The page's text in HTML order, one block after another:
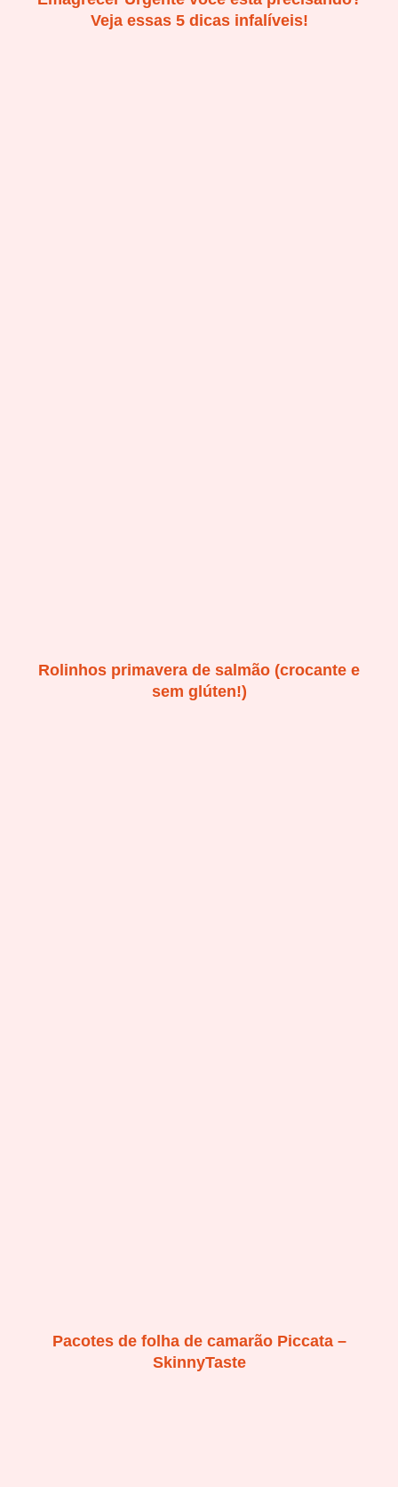
Veja essas 5 dicas infalíveis!
Rolinhos primavera de salmão (crocante e
sem glúten!)
Pacotes de folha de camarão Piccata –
SkinnyTaste